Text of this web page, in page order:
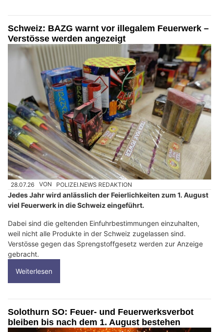
Schweiz: BAZG warnt vor illegalem Feuerwerk –
Verstösse werden angezeigt
28.07.26 VON POLIZEI.NEWS REDAKTION
Jedes Jahr wird anlässlich der Feierlichkeiten zum 1. August
viel Feuerwerk in die Schweiz eingeführt.
Dabei sind die geltenden Einfuhrbestimmungen einzuhalten,
weil nicht alle Produkte in der Schweiz zugelassen sind.
Verstösse gegen das Sprengstoffgesetz werden zur Anzeige
gebracht.
Weiterlesen
Solothurn SO: Feuer- und Feuerwerksverbot
bleiben bis nach dem 1. August bestehen